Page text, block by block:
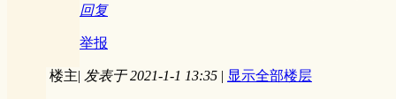
回复
举报
楼主| 发表于 2021-1-1 13:35 | 显示全部楼层